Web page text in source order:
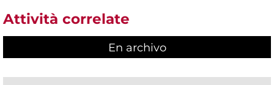
Attività correlate
En archivo